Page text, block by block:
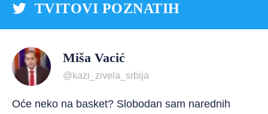
TVITOVI POZNATIH
Miša Vacić
@kazi_zivela_srbija
Oće neko na basket? Slobodan sam narednih